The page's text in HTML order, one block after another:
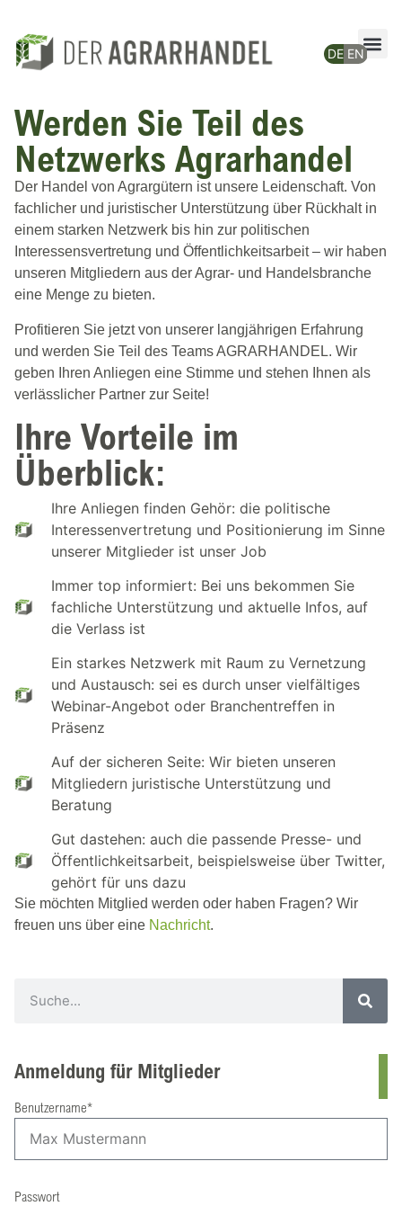
Werden Sie Teil des
Netzwerks Agrarhandel
Der Handel von Agrargütern ist unsere Leidenschaft. Von
fachlicher und juristischer Unterstützung über Rückhalt in
einem starken Netzwerk bis hin zur politischen
Interessensvertretung und Öffentlichkeitsarbeit – wir haben
unseren Mitgliedern aus der Agrar- und Handelsbranche
eine Menge zu bieten.
Profitieren Sie jetzt von unserer langjährigen Erfahrung
und werden Sie Teil des Teams AGRARHANDEL. Wir
geben Ihren Anliegen eine Stimme und stehen Ihnen als
verlässlicher Partner zur Seite!
Ihre Vorteile im
Überblick:
Ihre Anliegen finden Gehör: die politische
Interessenvertretung und Positionierung im Sinne
unserer Mitglieder ist unser Job
Immer top informiert: Bei uns bekommen Sie
fachliche Unterstützung und aktuelle Infos, auf
die Verlass ist
Ein starkes Netzwerk mit Raum zu Vernetzung
und Austausch: sei es durch unser vielfältiges
Webinar-Angebot oder Branchentreffen in
Präsenz
Auf der sicheren Seite: Wir bieten unseren
Mitgliedern juristische Unterstützung und
Beratung
Gut dastehen: auch die passende Presse- und
Öffentlichkeitsarbeit, beispielsweise über Twitter,
gehört für uns dazu
Sie möchten Mitglied werden oder haben Fragen? Wir
freuen uns über eine Nachricht.
Anmeldung für Mitglieder
Benutzername*
Passwort